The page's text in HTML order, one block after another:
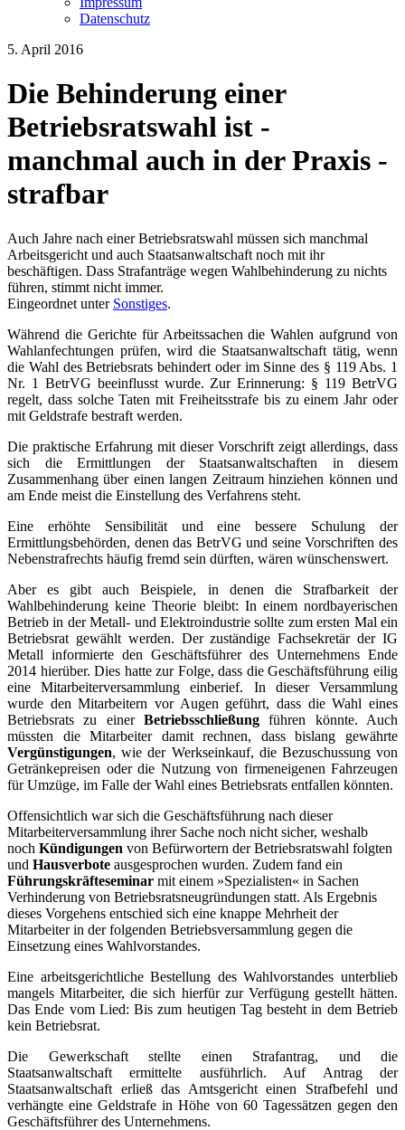
Datenschutz
5. April 2016
Die Behinderung einer
Betriebsratswahl ist -
manchmal auch in der Praxis -
strafbar
Auch Jahre nach einer Betriebsratswahl müssen sich manchmal
Arbeitsgericht und auch Staatsanwaltschaft noch mit ihr
beschäftigen. Dass Strafanträge wegen Wahlbehinderung zu nichts
führen, stimmt nicht immer.
Eingeordnet unter Sonstiges.
Während die Gerichte für Arbeitssachen die Wahlen aufgrund von
Wahlanfechtungen prüfen, wird die Staatsanwaltschaft tätig, wenn
die Wahl des Betriebsrats behindert oder im Sinne des § 119 Abs. 1
Nr. 1 BetrVG beeinflusst wurde. Zur Erinnerung: § 119 BetrVG
regelt, dass solche Taten mit Freiheitsstrafe bis zu einem Jahr oder
mit Geldstrafe bestraft werden.
Die praktische Erfahrung mit dieser Vorschrift zeigt allerdings, dass
sich die Ermittlungen der Staatsanwaltschaften in diesem
Zusammenhang über einen langen Zeitraum hinziehen können und
am Ende meist die Einstellung des Verfahrens steht.
Eine erhöhte Sensibilität und eine bessere Schulung der
Ermittlungsbehörden, denen das BetrVG und seine Vorschriften des
Nebenstrafrechts häufig fremd sein dürften, wären wünschenswert.
Aber es gibt auch Beispiele, in denen die Strafbarkeit der
Wahlbehinderung keine Theorie bleibt: In einem nordbayerischen
Betrieb in der Metall- und Elektroindustrie sollte zum ersten Mal ein
Betriebsrat gewählt werden. Der zuständige Fachsekretär der IG
Metall informierte den Geschäftsführer des Unternehmens Ende
2014 hierüber. Dies hatte zur Folge, dass die Geschäftsführung eilig
eine Mitarbeiterversammlung einberief. In dieser Versammlung
wurde den Mitarbeitern vor Augen geführt, dass die Wahl eines
Betriebsrats zu einer Betriebsschließungführen könnte. Auch
müssten die Mitarbeiter damit rechnen, dass bislang gewährte
Vergünstigungen, wie der Werkseinkauf, die Bezuschussung von
Getränkepreisen oder die Nutzung von firmeneigenen Fahrzeugen
für Umzüge, im Falle der Wahl eines Betriebsrats entfallen könnten.
Offensichtlich war sich die Geschäftsführung nach dieser
Mitarbeiterversammlung ihrer Sache noch nicht sicher, weshalb
noch Kündigungen von Befürwortern der Betriebsratswahl folgten
und Hausverbote ausgesprochen wurden. Zudem fand ein
Führungskräfteseminar mit einem »Spezialisten« in Sachen
Verhinderung von Betriebsratsneugründungen statt. Als Ergebnis
dieses Vorgehens entschied sich eine knappe Mehrheit der
Mitarbeiter in der folgenden Betriebsversammlung gegen die
Einsetzung eines Wahlvorstandes.
Eine arbeitsgerichtliche Bestellung des Wahlvorstandes unterblieb
mangels Mitarbeiter, die sich hierfür zur Verfügung gestellt hätten.
Das Ende vom Lied: Bis zum heutigen Tag besteht in dem Betrieb
kein Betriebsrat.
Die Gewerkschaft stellte einen Strafantrag, und die
Staatsanwaltschaft ermittelte ausführlich. Auf Antrag der
Staatsanwaltschaft erließ das Amtsgericht einen Strafbefehl und
verhängte eine Geldstrafe in Höhe von 60 Tagessätzen gegen den
Geschäftsführer des Unternehmens.